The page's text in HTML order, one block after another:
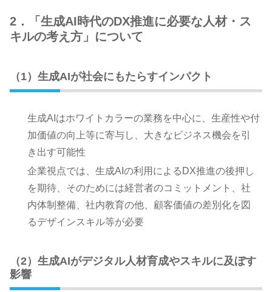
2．「生成AI時代のDX推進に必要な人材・ス
キルの考え方」について
（1）生成AIが社会にもたらすインパクト
生成AIはホワイトカラーの業務を中心に、生産性や付
加価値の向上等に寄与し、大きなビジネス機会を引
き出す可能性
企業視点では、生成AIの利用によるDX推進の後押し
を期待、そのためには経営者のコミットメント、社
内体制整備、社内教育の他、顧客価値の差別化を図
るデザインスキル等が必要
（2）生成AIがデジタル人材育成やスキルに及ぼす
影響